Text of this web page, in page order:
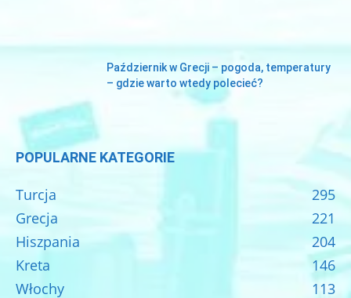
Październik w Grecji – pogoda, temperatury
– gdzie warto wtedy polecieć?
POPULARNE KATEGORIE
Turcja
295
Grecja
221
Hiszpania
204
Kreta
146
Włochy
113